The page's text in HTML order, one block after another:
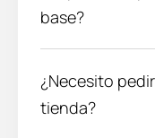
base?
¿Necesito
tienda?